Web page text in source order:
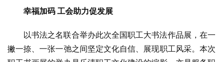
幸福加码 工会助力促发展
以书法之名联合举办此次全国职工大书法作品展，在一
撇一捺、一张一弛之间坚定文化自信、展现职工风采。本次